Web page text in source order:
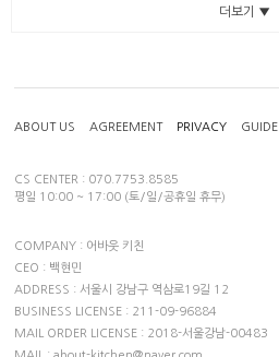
더보기 ▼
ABOUT US AGREEMENT PRIVACY GUIDE
CS CENTER : 070.7753.8585
평일 10:00 ~ 17:00 (토/일/공휴일 휴무)
COMPANY : 어바웃 키친
CEO : 백현민
ADDRESS : 서울시 강남구 역삼로19길 12
BUSINESS LICENSE : 211-09-96884
MAIL ORDER LICENSE : 2018-서울강남-00483